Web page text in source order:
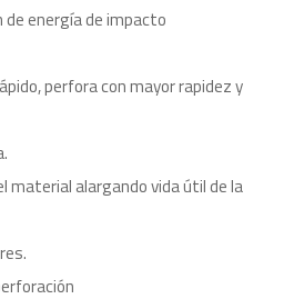
energía de impacto
perfora con mayor rapidez y
material alargando vida útil de la